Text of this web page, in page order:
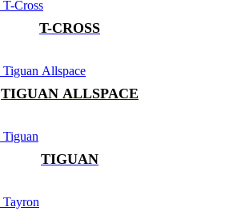
T-CROSS
TIGUAN ALLSPACE
TIGUAN